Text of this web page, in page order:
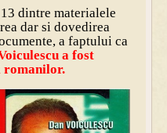
dintre materialele
dar si dovedirea
a faptului ca
a fost
romanilor.